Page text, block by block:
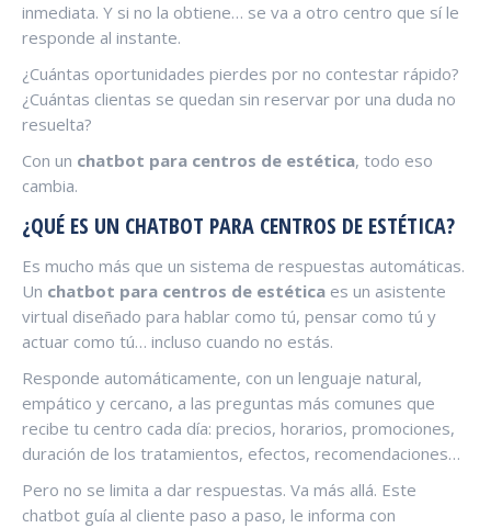
inmediata. Y si no la obtiene… se va a otro centro que sí le
responde al instante.
¿Cuántas oportunidades pierdes por no contestar rápido?
¿Cuántas clientas se quedan sin reservar por una duda no
resuelta?
Con un chatbot para centros de estética, todo eso
cambia.
¿QUÉ ES UN CHATBOT PARA CENTROS DE ESTÉTICA?
Es mucho más que un sistema de respuestas automáticas.
Un chatbot para centros de estética es un asistente
virtual diseñado para hablar como tú, pensar como tú y
actuar como tú… incluso cuando no estás.
Responde automáticamente, con un lenguaje natural,
empático y cercano, a las preguntas más comunes que
recibe tu centro cada día: precios, horarios, promociones,
duración de los tratamientos, efectos, recomendaciones…
Pero no se limita a dar respuestas. Va más allá. Este
chatbot guía al cliente paso a paso, le informa con